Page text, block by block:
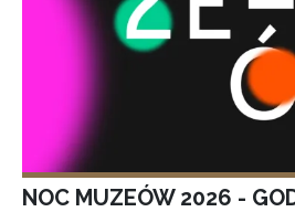
NOC MUZEÓW 2026 -